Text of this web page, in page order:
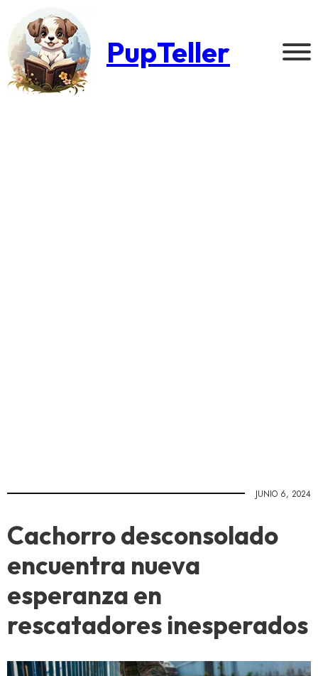
PupTeller
JUNIO 6, 2024
Cachorro desconsolado
encuentra nueva
esperanza en
rescatadores inesperados